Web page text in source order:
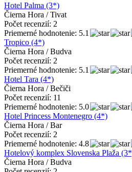
Hotel Palma (3*)
Čierna Hora / Tivat
Počet recenzií: 2
Priemerné hodnotenie: 5.1
Tropico (4*)
Čierna Hora / Budva
Počet recenzií: 2
Priemerné hodnotenie: 5.1
Hotel Tara (4*)
Čierna Hora / Bečiči
Počet recenzií: 11
Priemerné hodnotenie: 5.0
Hotel Princess Montenegro (4*)
Čierna Hora / Bar
Počet recenzií: 2
Priemerné hodnotenie: 4.8
Hotelový komplex Slovenska Plaža
Čierna Hora / Budva